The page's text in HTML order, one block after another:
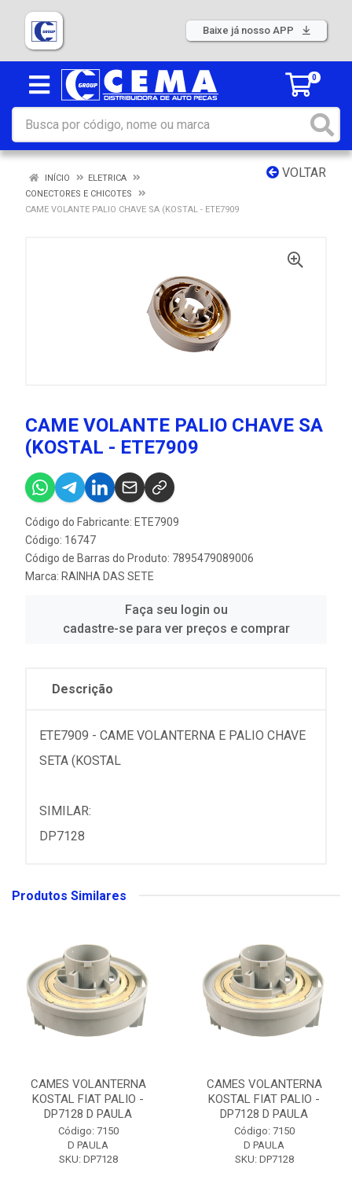
Baixe já nosso APP
0
VOLTAR
INÍCIO
ELETRICA
CONECTORES E CHICOTES
CAME VOLANTE PALIO CHAVE SA (KOSTAL - ETE7909
CAME VOLANTE PALIO CHAVE SA
(KOSTAL - ETE7909
Código do Fabricante: ETE7909
Código: 16747
Código de Barras do Produto: 7895479089006
Marca: RAINHA DAS SETE
Faça seu login ou
cadastre-se para ver preços e comprar
Descrição
ETE7909 - CAME VOLANTERNA E PALIO CHAVE
SETA (KOSTAL
SIMILAR:
DP7128
Produtos Similares
CAMES VOLANTERNA
KOSTAL FIAT PALIO -
DP7128 D PAULA
Código: 7150
D PAULA
SKU: DP7128
CAMES VOLANTERNA
KOSTAL FIAT PALIO -
DP7128 D PAULA
Código: 7150
D PAULA
SKU: DP7128